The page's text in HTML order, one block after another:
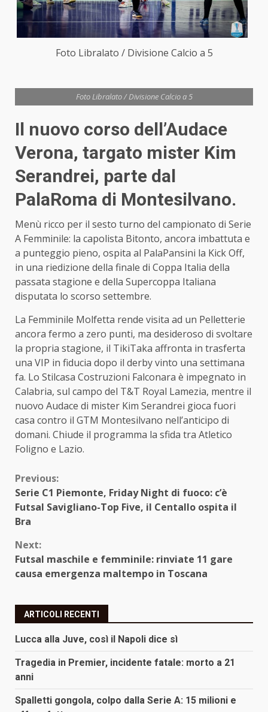
Foto Libralato / Divisione Calcio a 5
Foto Libralato / Divisione Calcio a 5
Il nuovo corso dell’Audace
Verona, targato mister Kim
Serandrei, parte dal
PalaRoma di Montesilvano.
Menù ricco per il sesto turno del campionato di Serie
A Femminile: la capolista Bitonto, ancora imbattuta e
a punteggio pieno, ospita al PalaPansini la Kick Off,
in una riedizione della finale di Coppa Italia della
passata stagione e della Supercoppa Italiana
disputata lo scorso settembre.
La Femminile Molfetta rende visita ad un Pelletterie
ancora fermo a zero punti, ma desideroso di svoltare
la propria stagione, il TikiTaka affronta in trasferta
una VIP in fiducia dopo il derby vinto una settimana
fa. Lo Stilcasa Costruzioni Falconara è impegnato in
Calabria, sul campo del T&T Royal Lamezia, mentre il
nuovo Audace di mister Kim Serandrei gioca fuori
casa contro il GTM Montesilvano nell’anticipo di
domani. Chiude il programma la sfida tra Atletico
Foligno e Lazio.
Continue
Reading
Previous:
Serie C1 Piemonte, Friday Night di fuoco: c’è
Futsal Savigliano-Top Five, il Centallo ospita il
Bra
Next:
Futsal maschile e femminile: rinviate 11 gare
causa emergenza maltempo in Toscana
ARTICOLI RECENTI
Lucca alla Juve, così il Napoli dice sì
Tragedia in Premier, incidente fatale: morto a 21
anni
Spalletti gongola, colpo dalla Serie A: 15 milioni e